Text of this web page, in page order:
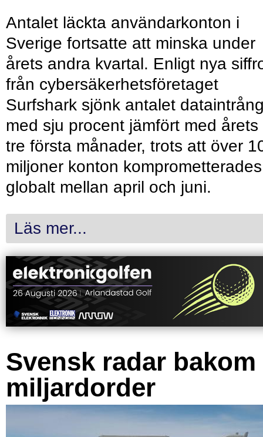
Antalet läckta användarkonton i
Sverige fortsatte att minska under
årets andra kvartal. Enligt nya
från cybersäkerhetsföretaget
Surfshark sjönk antalet
med sju procent jämfört med årets
tre första månader, trots att över
miljoner konton komprometterades
globalt mellan april och juni.
Läs mer...
Svensk radar bakom
miljardorder